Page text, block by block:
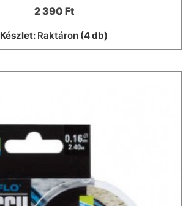
2 390 Ft
Készlet: Raktáron (4 db)